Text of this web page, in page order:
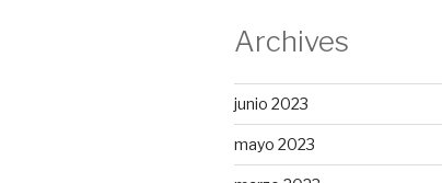
Archives
junio 2023
mayo 2023